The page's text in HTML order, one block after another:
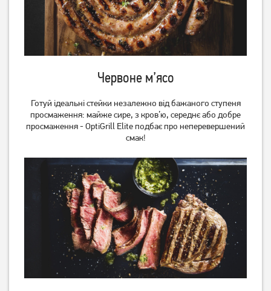
Червоне м’ясо
Готуй ідеальні стейки незалежно від бажаного ступеня
просмаження: майже сире, з кров’ю, середнє або добре
просмаження - OptiGrill Elite подбає про неперевершений
смак!